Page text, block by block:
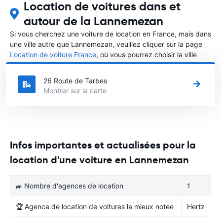
Location de voitures dans et
autour de la Lannemezan
Si vous cherchez une voiture de location en France, mais dans
une ville autre que Lannemezan, veuillez cliquer sur la page
Location de voiture France, où vous pourrez choisir la ville
dans le France où vous souhaitez louer une voiture.
26 Route de Tarbes
Montrer sur la carte
Infos importantes et actualisées pour la
location d'une voiture en Lannemezan
🚙 Nombre d'agences de location 1
🏆 Agence de location de voitures la mieux notée Hertz